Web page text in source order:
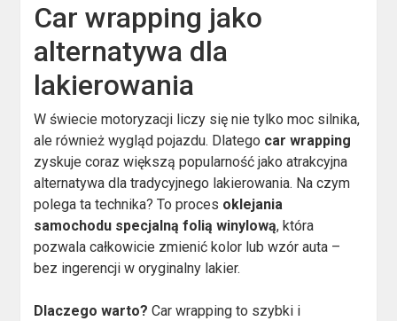
Car wrapping jako
alternatywa dla
lakierowania
W świecie motoryzacji liczy się nie tylko moc silnika,
ale również wygląd pojazdu. Dlatego car wrapping
zyskuje coraz większą popularność jako atrakcyjna
alternatywa dla tradycyjnego lakierowania. Na czym
polega ta technika? To proces oklejania
samochodu specjalną folią winylową, która
pozwala całkowicie zmienić kolor lub wzór auta –
bez ingerencji w oryginalny lakier.
Dlaczego warto? Car wrapping to szybki i